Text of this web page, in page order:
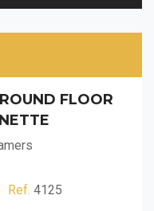
FLOOR
Ref. 4125